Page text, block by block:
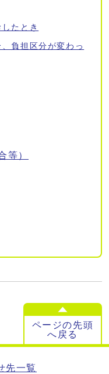
たとき
負担区分が変わっ
等）
ページの先頭
へ戻る
先一覧